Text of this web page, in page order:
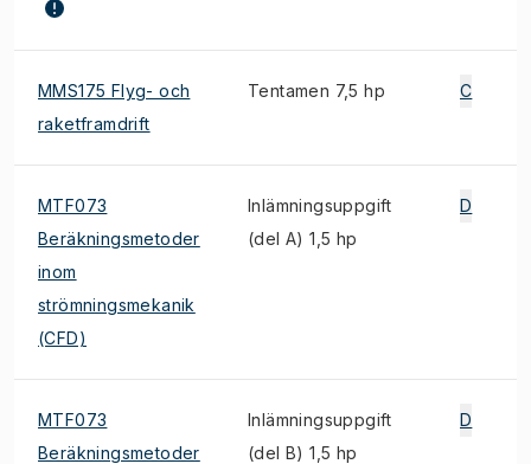
MMS175 Flyg- och
raketframdrift
Tentamen 7,5 hp C
MTF073
Beräkningsmetoder
inom
strömningsmekanik
(CFD)
Inlämningsuppgift
(del A) 1,5 hp
D
MTF073
Beräkningsmetoder
Inlämningsuppgift
(del B) 1,5 hp
D